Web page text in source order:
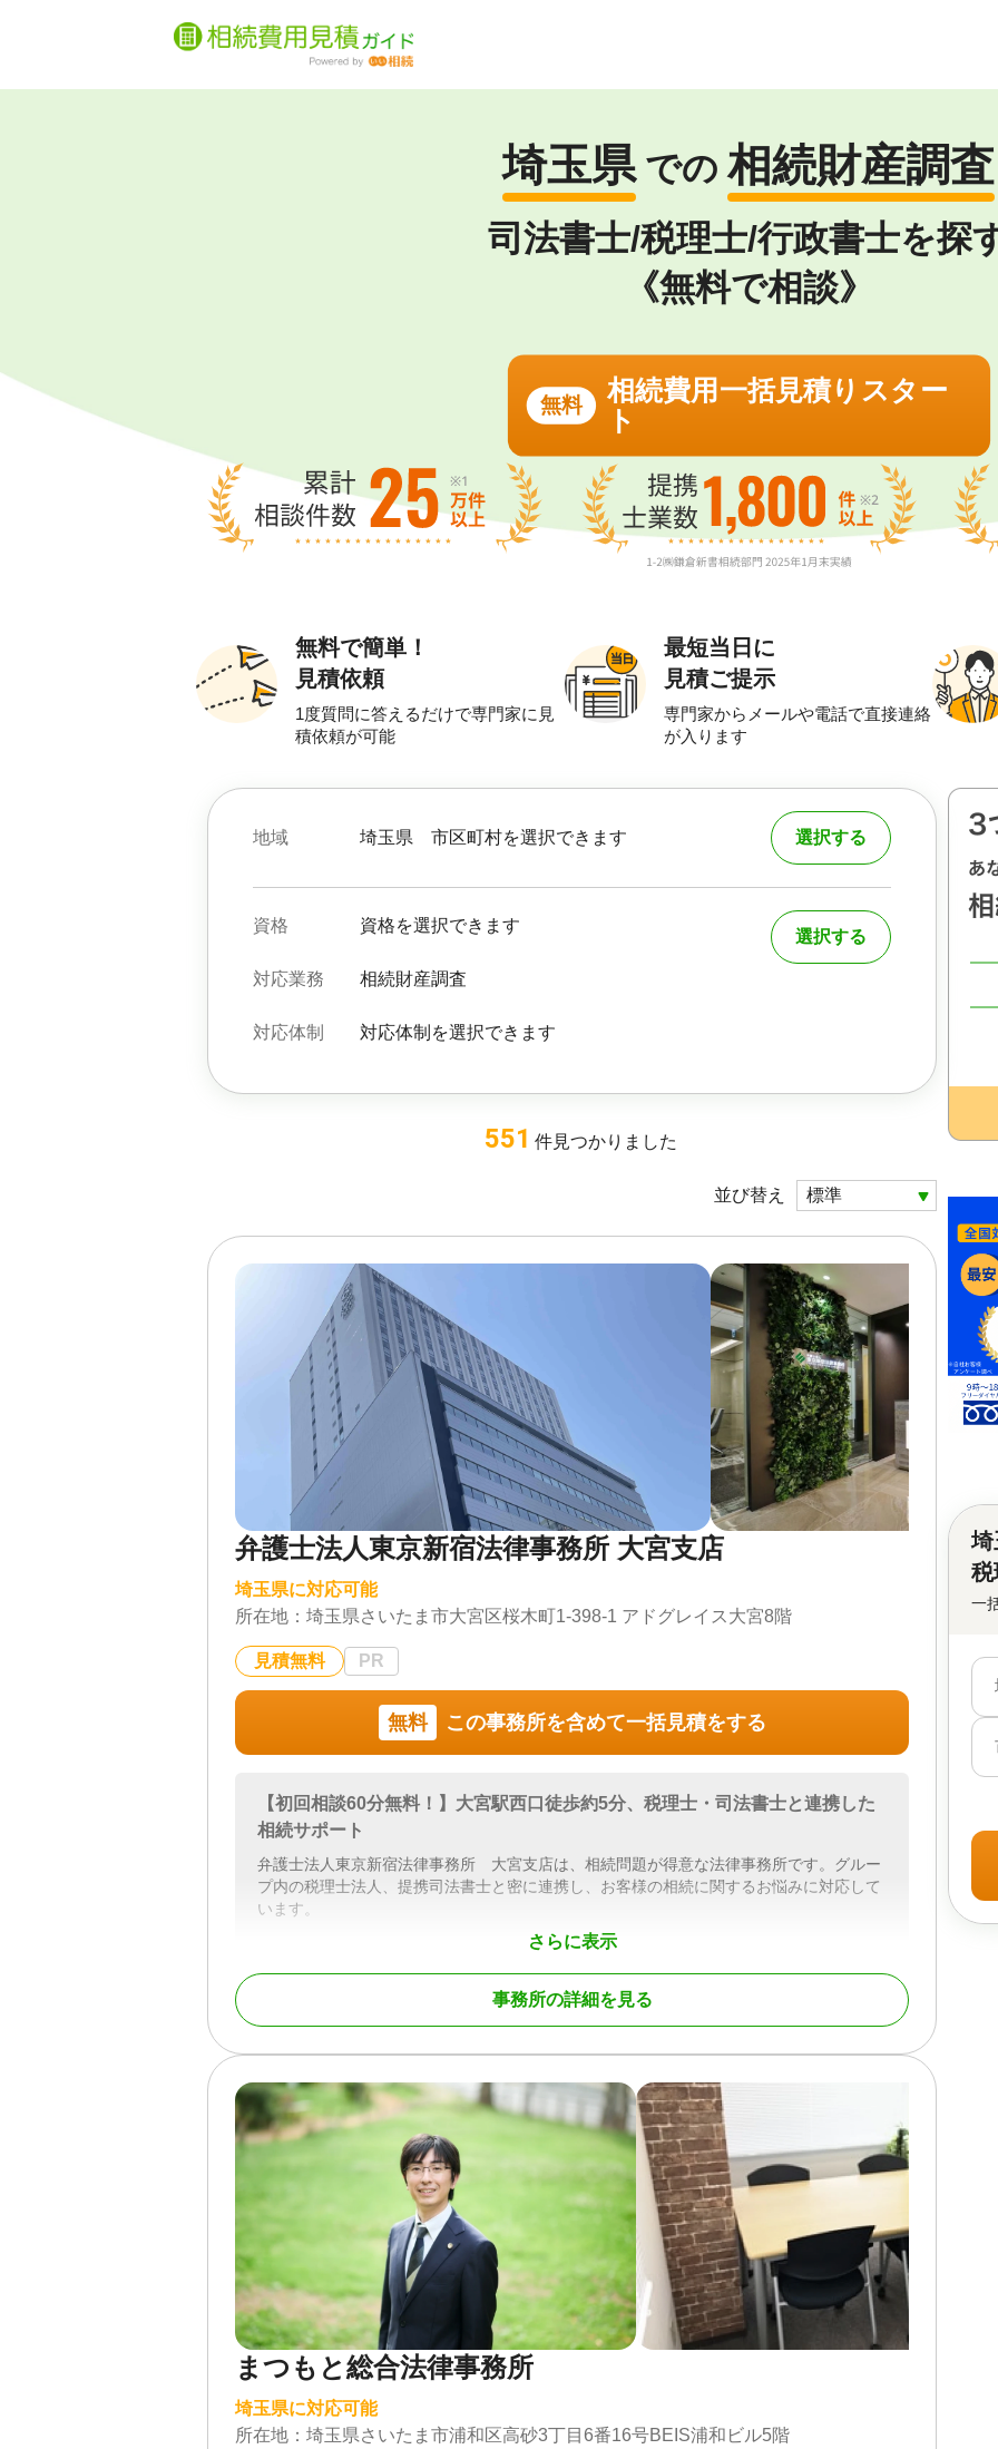
埼玉県 での 相続財産調査
司法書士/税理士/行政書士を探
《無料で相談》
無料
相続費用一括見積りスター
ト
無料で簡単！
見積依頼
1度質問に答えるだけで専門家に見
積依頼が可能
最短当日に
見積ご提示
専門家からメールや電話で直接連絡
が入ります
地域 埼玉県 市区町村を選択できます 選択する
資格 資格を選択できます
対応業務 相続財産調査
対応体制 対応体制を選択できます
選択する
551 件見つかりました
並び替え
弁護士法人東京新宿法律事務所 大宮支店
埼玉県に対応可能
所在地： 埼玉県さいたま市大宮区桜木町1-398-1 アドグレイス大宮8階
見積無料 PR
無料 この事務所を含めて一括見積をする
さらに表示
【初回相談60分無料！】大宮駅西口徒歩約5分、税理士・司法書士と連携した
相続サポート
弁護士法人東京新宿法律事務所 大宮支店は、相続問題が得意な法律事務所です。グルー
プ内の税理士法人、提携司法書士と密に連携し、お客様の相続に関するお悩みに対応して
います。
①初回相談60分無料｜相続人調査から遺留分まで実務プロセスに沿ってご案内
弁護士がお客さまのお話を伺い、法的なアドバイスや費用についてご説明いたします。相
続に関するご相談は、初回60分に限り無料です。
遺留分侵害額請求では、遺留分額の算定基礎となる生前贈与の内容まで調査したうえで、
適正な金額の確保に努めます。
面談後、今後の進め方をご提案いたします。ご契約内容についてご不明な点がありました
ら、お気軽にお尋ねください。
②新宿・横浜・大宮・千葉の4拠点｜オンライン相談も可能
大宮支店（大宮駅西口徒歩約5分）のほか、新宿本店・神奈川（横浜）・千葉にも拠点を
展開しており、首都圏エリアの各駅から通いやすい立地に事務所を構えています。
お電話・メール・専用フォームでお問い合わせください。お近くの拠点への直接相談、ま
たは電話・オンラインでのご相談もご利用いただけます。朝7時から夜22時まで、土日祝
日も受付しております。
③税理士法人・提携司法書士と連携して相続手続きに対応
当事務所は、弁護士に加えグループ内税理士法人、提携司法書士とも連携する体制を整え
ています。
事務所の詳細を見る
まつもと総合法律事務所
埼玉県に対応可能
所在地： 埼玉県さいたま市浦和区高砂3丁目6番16号BEIS浦和ビル5階
埼
税
一